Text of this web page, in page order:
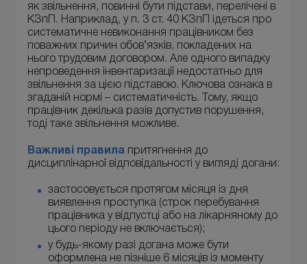
як звільнення, повинні бути підстави, перелічені в
КЗпП. Наприклад, у п. 3 ст. 40 КЗпП ідеться про
систематичне невиконання працівником без
поважних причин обов’язків, покладених на
нього трудовим договором. Але одного випадку
непроведення інвентаризації недостатньо для
звільнення за цією підставою. Ключова ознака в
згаданій нормі – систематичність. Тому, якщо
працівник декілька разів допустив порушення,
тоді таке звільнення можливе.
Важливі правила притягнення до
дисциплінарної відповідальності у вигляді догани:
застосовується протягом місяця із дня
виявлення проступка (строк перебування
працівника у відпустці або на лікарняному до
цього періоду не включається);
у будь-якому разі догана може бути
оформлена не пізніше 6 місяців із моменту